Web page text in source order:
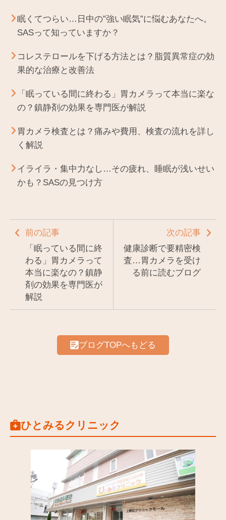
眠くてつらい…日中の”強い眠気”に悩むあなたへ。
SASって知っていますか？
コレステロールを下げる方法とは？脂質異常症の効
果的な治療と改善法
「眠っている間に終わる」胃カメラって本当に楽な
の？鎮静剤の効果を専門医が解説
胃カメラ検査とは？痛みや費用、検査の流れを詳し
く解説
イライラ・集中力なし…その疲れ、睡眠が浅いせい
かも？SASの見つけ方
前の記事
「眠っている間に終
わる」胃カメラって
本当に楽なの？鎮静
剤の効果を専門医が
解説
次の記事
健康診断で要精密検
査…胃カメラを受け
る前に読むブログ
ブログTOPへもどる
ひとみるクリニック